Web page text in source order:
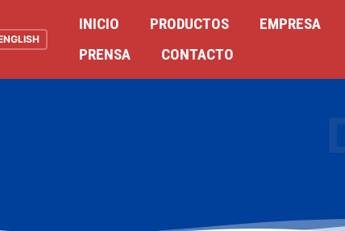
INICIO PRODUCTOS EMPRESA
PRENSA
CONTACTO